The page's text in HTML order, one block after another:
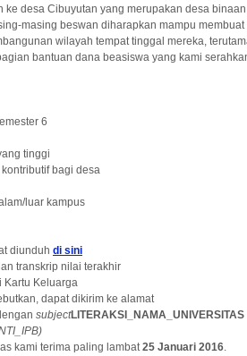
ke desa Cibuyutan yang merupakan desa
masing beswan diharapkan mampu
wilayah tempat tinggal mereka,
bantuan dana beasiswa yang kami
6
tinggi
bagi desa
luar kampus
diunduh di sini
transkrip nilai terakhir
Kartu Keluarga
dapat dikirim ke alamat
subjectLITERAKSI_NAMA_UNIVERSITAS
kami terima paling lambat25 Januari 2016.